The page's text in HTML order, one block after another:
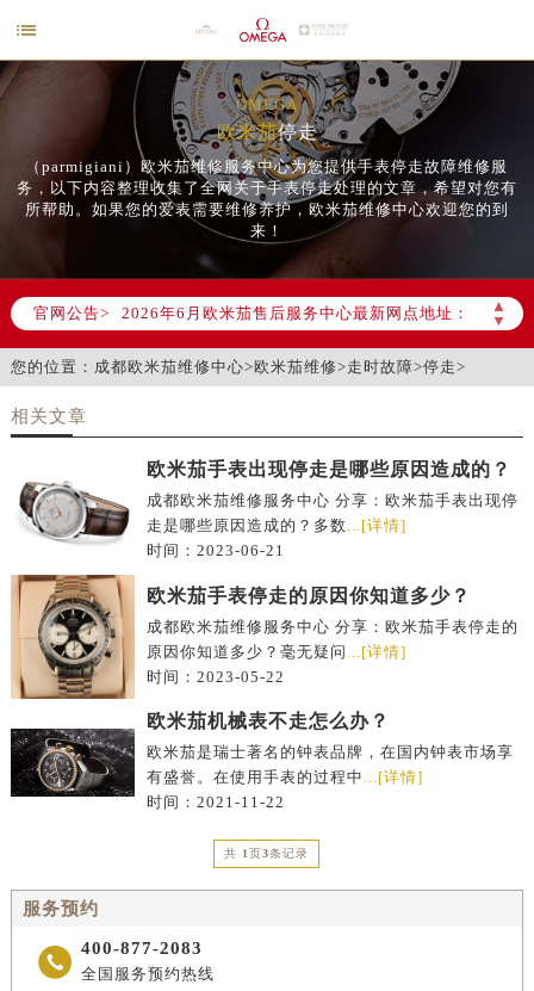

OMEGA
欧米茄停走
（parmigiani）欧米茄维修服务中心为您提供手表停走故障维修服
务，以下内容整理收集了全网关于手表停走处理的文章，希望对您有
所帮助。如果您的爱表需要维修养护，欧米茄维修中心欢迎您的到
来！
官网公告>
▲
▼
2026年6月成都市欧米茄官方售后客户服务热线：400-877-2083
2026年6月欧米茄售后服务中心最新网点地址：
成都市锦江区人民东路6号SAC东原中心写字楼24层2406B室（需提前预约）
您的位置： 成都欧米茄维修中心>欧米茄维修>走时故障>停走>
相关文章
欧米茄手表出现停走是哪些原因造成的？
成都欧米茄维修服务中心 分享：欧米茄手表出现停
走是哪些原因造成的？多数...[详情]
时间：2023-06-21
欧米茄手表停走的原因你知道多少？
成都欧米茄维修服务中心 分享：欧米茄手表停走的
原因你知道多少？毫无疑问
...[详情]
时间：2023-05-22
欧米茄机械表不走怎么办？
欧米茄是瑞士著名的钟表品牌，在国内钟表市场享
有盛誉。在使用手表的过程中
...[详情]
时间：2021-11-22
共 1页3条记录
服务预约
 400-877-2083
全国服务预约热线